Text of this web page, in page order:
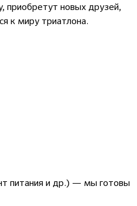
приобретут новых друзей,
к миру триатлона.
питания и др.) — мы готовы